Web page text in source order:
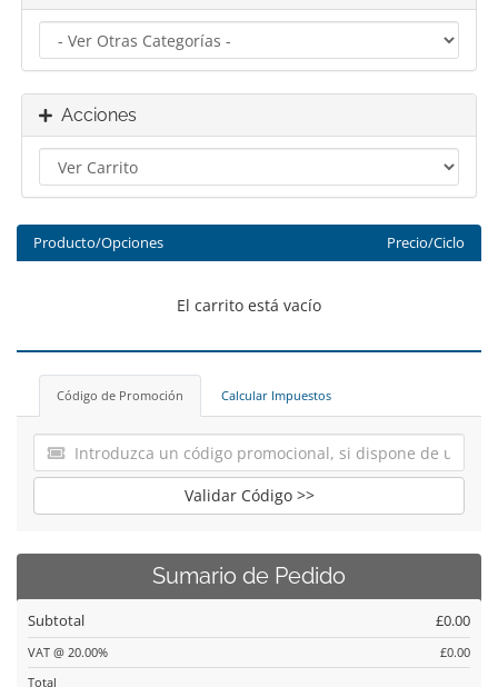
Acciones
Producto/Opciones Precio/Ciclo
El carrito está vacío
Código de Promoción Calcular Impuestos
Validar Código >>
Sumario de Pedido
Subtotal £0.00
VAT @ 20.00%
£0.00
Total